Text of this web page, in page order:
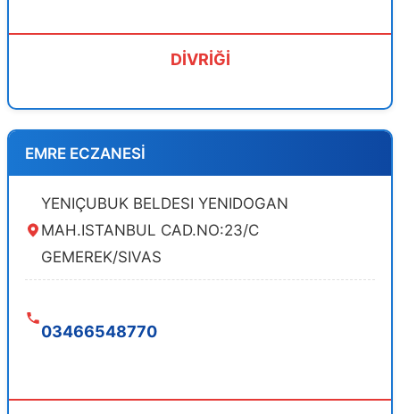
DİVRİĞİ
EMRE ECZANESİ
YENIÇUBUK BELDESI YENIDOGAN
MAH.ISTANBUL CAD.NO:23/C
GEMEREK/SIVAS
03466548770